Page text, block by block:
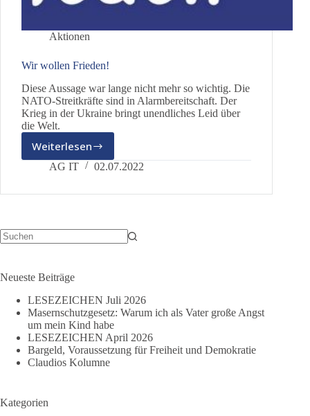
Aktionen
Wir wollen Frieden!
Diese Aussage war lange nicht mehr so wichtig. Die
NATO-Streitkräfte sind in Alarmbereitschaft. Der
Krieg in der Ukraine bringt unendliches Leid über
die Welt.
Weiterlesen
Wir
wollen
AG IT 02.07.2022
Neueste Beiträge
LESEZEICHEN Juli 2026
Masernschutzgesetz: Warum ich als Vater große Angst
um mein Kind habe
LESEZEICHEN April 2026
Bargeld, Voraussetzung für Freiheit und Demokratie
Claudios Kolumne
Kategorien